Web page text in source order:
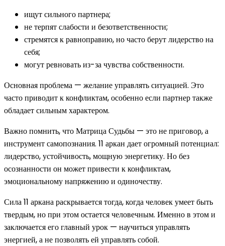
ищут сильного партнера;
не терпят слабости и безответственности;
стремятся к равноправию, но часто берут лидерство на
себя;
могут ревновать из-за чувства собственности.
Основная проблема — желание управлять ситуацией. Это
часто приводит к конфликтам, особенно если партнер также
обладает сильным характером.
Важно помнить, что Матрица Судьбы — это не приговор, а
инструмент самопознания. 11 аркан дает огромный потенциал:
лидерство, устойчивость, мощную энергетику. Но без
осознанности он может привести к конфликтам,
эмоциональному напряжению и одиночеству.
Сила 11 аркана раскрывается тогда, когда человек умеет быть
твердым, но при этом остается человечным. Именно в этом и
заключается его главный урок — научиться управлять
энергией, а не позволять ей управлять собой.